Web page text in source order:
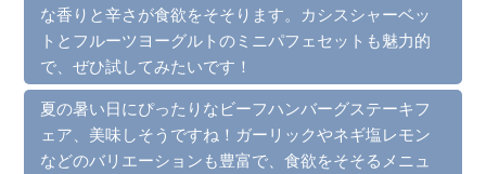
な香りと辛さが食欲をそそります。カシスシャーベッ
トとフルーツヨーグルトのミニパフェセットも魅力的
で、ぜひ試してみたいです！
夏の暑い日にぴったりなビーフハンバーグステーキフ
ェア、美味しそうですね！ガーリックやネギ塩レモン
などのバリエーションも豊富で、食欲をそそるメニュ